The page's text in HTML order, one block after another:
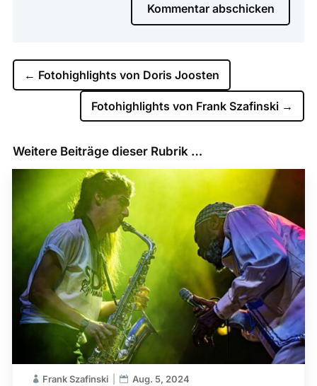
Kommentar abschicken
← Fotohighlights von Doris Joosten
Fotohighlights von Frank Szafinski →
Weitere Beiträge dieser Rubrik …
Frank Szafinski Aug. 5, 2024